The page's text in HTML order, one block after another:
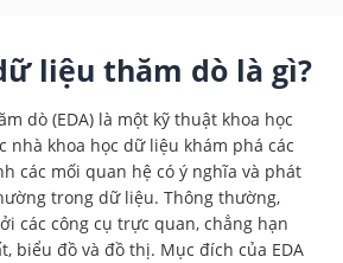
liệu thăm dò là gì?
dò (EDA) là một kỹ thuật khoa học
nhà khoa học dữ liệu khám phá các
các mối quan hệ có ý nghĩa và phát
trong dữ liệu. Thông thường,
các công cụ trực quan, chẳng hạn
biểu đồ và đồ thị. Mục đích của EDA